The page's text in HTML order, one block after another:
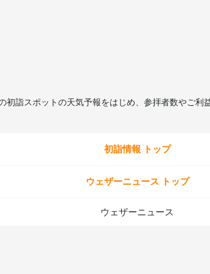
初詣スポットの天気予報をはじめ、参拝者数やご利
初詣情報 トップ
ウェザーニュース トップ
ウェザーニュース